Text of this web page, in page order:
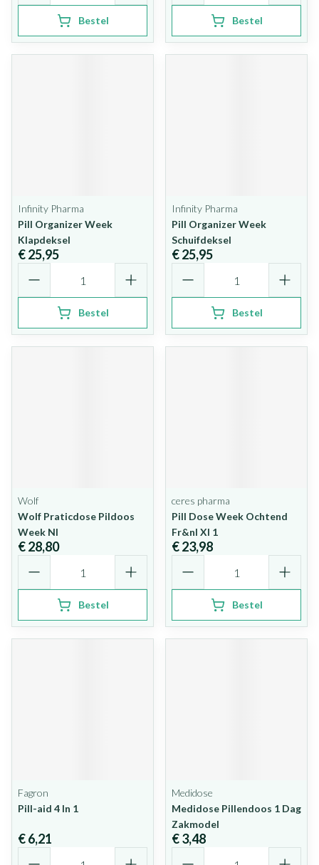
Bestel Bestel
Infinity Pharma
Pill Organizer Week
Klapdeksel
€ 25,95
Bestel
Infinity Pharma
Pill Organizer Week
Schuifdeksel
€ 25,95
Bestel
Wolf
Wolf Praticdose Pildoos
Week Nl
€ 28,80
Bestel
ceres pharma
Pill Dose Week Ochtend
Fr&nl Xl 1
€ 23,98
Bestel
Fagron
Pill-aid 4 In 1
€ 6,21
Medidose
Medidose Pillendoos 1 Dag
Zakmodel
€ 3,48